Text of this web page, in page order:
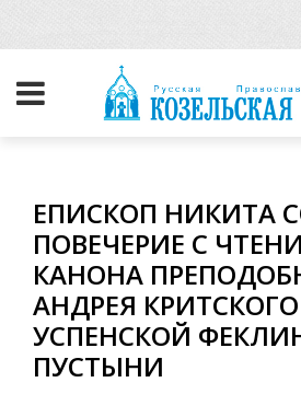
ЕПИСКОП НИКИТА
ПОВЕЧЕРИЕ С
КАНОНА
АНДРЕЯ
УСПЕНСКОЙ
ПУСТЫНИ